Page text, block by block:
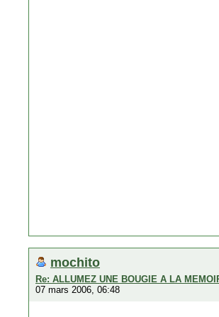
mochito
Re: ALLUMEZ UNE BOUGIE A LA
07 mars 2006, 06:48